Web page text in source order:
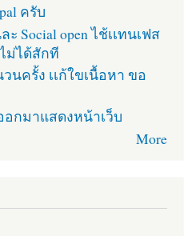
ครับ
Social open ไช้เเทนเฟส
ม่ได้สักที
ครั้ง เเก้ใขเนื้อหา ขอ
กมาแสดงหน้าเว็บ
More